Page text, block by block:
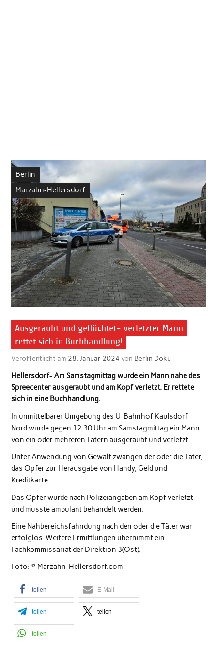
Berlin
Marzahn-Hellersdorf
Ausgeraubt und geflüchtet- verletzter Mann
rettet sich in Buchhandlung!
Veröffentlicht am 28. Januar 2024 von Berlin Doku
Hellersdorf- Am Samstagmittag wurde ein Mann nahe des
Spreecenter ausgeraubt und am Kopf verletzt. Er rettete
sich in eine Buchhandlung.
In unmittelbarer Umgebung des U-Bahnhof Kaulsdorf-
Nord wurde gegen 12.30 Uhr am Samstagmittag ein Mann
von ein oder mehreren Tätern ausgeraubt und verletzt.
Unter Anwendung von Gewalt zwangen der oder die Täter,
das Opfer zur Herausgabe von Handy, Geld und
Kreditkarte.
Das Opfer wurde nach Polizeiangaben am Kopf verletzt
und musste ambulant behandelt werden.
Eine Nahbereichsfahndung nach den oder die Täter war
erfolglos. Weitere Ermittlungen übernimmt ein
Fachkommissariat der Direktion 3(Ost).
Foto: © Marzahn-Hellersdorf.com
teilen E-Mail
teilen teilen
teilen